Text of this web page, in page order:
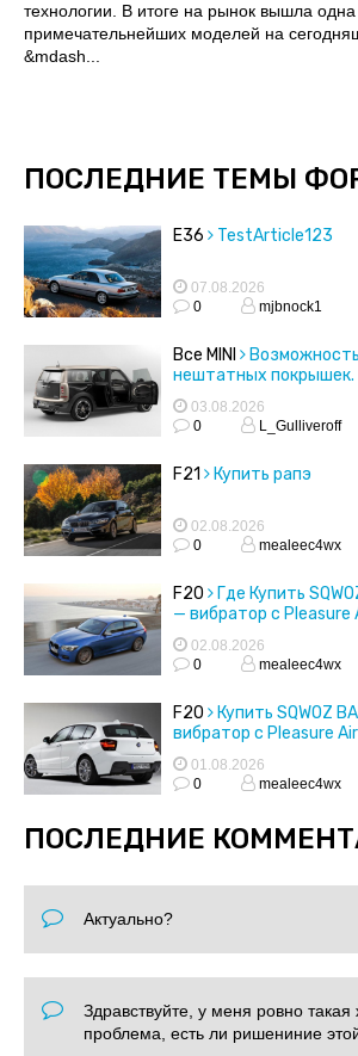
технологии. В итоге на рынок вышла
примечательнейших моделей на
&mdash...
ПОСЛЕДНИЕ ТЕМЫ
E36 TestArticle123
07.08.2026
0
mjbnock1
Все MINI
нештатных покрышек.
03.08.2026
0
L_Gulliveroff
F21 Купить рапэ
02.08.2026
0
mealeec4wx
F20
Где Купить
— вибратор с Pleasure
02.08.2026
0
mealeec4wx
F20
Купить SQWOZ
вибратор с Pleasure
01.08.2026
0
mealeec4wx
ПОСЛЕДНИЕ
Актуально?
Здравствуйте, у меня ровно такая
проблема, есть ли ришениние